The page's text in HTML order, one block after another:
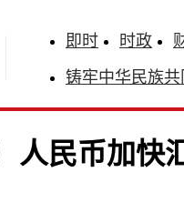
即时 时政
铸牢中华民族
人民币加快